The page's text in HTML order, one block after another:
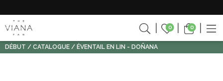
0 0
DÉBUT CATALOGUE ÉVENTAIL EN LIN - DOÑANA